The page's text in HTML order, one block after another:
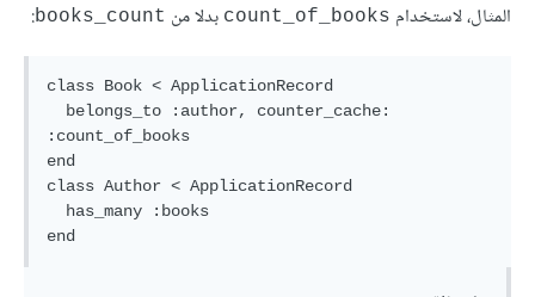
المثال، لاستخدام count_of_books بدلا من books_count
:
class Book < ApplicationRecord
:count_of_books
end
class Author < ApplicationRecord